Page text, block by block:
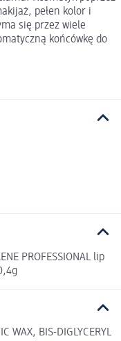
pełen kolor i
się przez wiele
końcówkę do
PROFESSIONAL lip
WAX, BIS-DIGLYCERYL